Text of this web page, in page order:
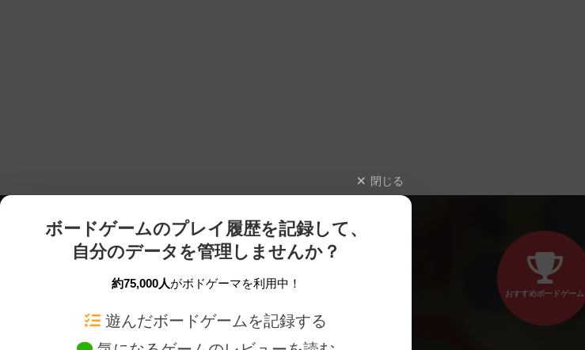
閉じる
ボードゲームのプレイ履歴を記録して、
自分のデータを管理しませんか？
約75,000人がボドゲーマを利用中！
遊んだボードゲームを記録する
おすすめボードゲーム